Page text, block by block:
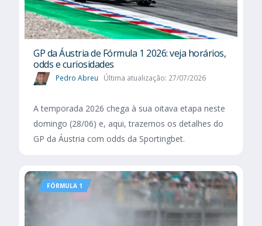
GP da Áustria de Fórmula 1 2026: veja horários,
odds e curiosidades
Pedro Abreu Última atualização: 27/07/2026
A temporada 2026 chega à sua oitava etapa neste
domingo (28/06) e, aqui, trazemos os detalhes do
GP da Áustria com odds da Sportingbet.
FÓRMULA 1